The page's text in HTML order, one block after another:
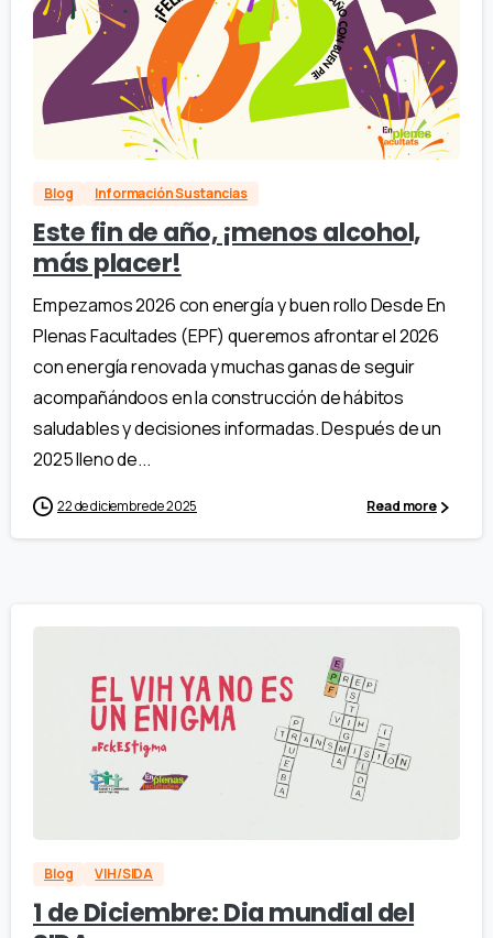
Blog Información Sustancias
Este fin de año, ¡menos alcohol,
más placer!
Empezamos 2026 con energía y buen rollo Desde En
Plenas Facultades (EPF) queremos afrontar el 2026
con energía renovada y muchas ganas de seguir
acompañándoos en la construcción de hábitos
saludables y decisiones informadas. Después de un
2025 lleno de...
22 de diciembre de 2025 Read more
Blog VIH/SIDA
1 de Diciembre: Dia mundial del